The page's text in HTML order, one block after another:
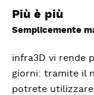
Più è più
Semplicemente
infra3D vi rende
giorni: tramite il
potrete utilizzare